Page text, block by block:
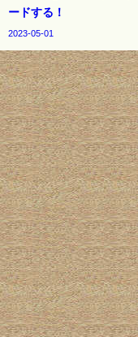
ードする！
2023-05-01